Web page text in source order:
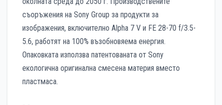
съоръжения на Sony Group за продукти за
изображения, включително Alpha 7 V и FE 28-70 f/3.5-
5.6, работят на 100% възобновяема енергия.
Опаковката използва патентованата от Sony
екологична оригинална смесена материя вместо
пластмаса.